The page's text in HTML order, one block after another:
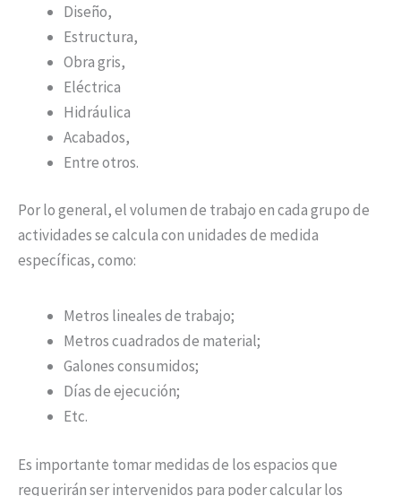
Diseño,
Estructura,
Obra gris,
Eléctrica
Hidráulica
Acabados,
Entre otros.
Por lo general, el volumen de trabajo en cada grupo de
actividades se calcula con unidades de medida
específicas, como:
Metros lineales de trabajo;
Metros cuadrados de material;
Galones consumidos;
Días de ejecución;
Etc.
Es importante tomar medidas de los espacios que
requerirán ser intervenidos para poder calcular los